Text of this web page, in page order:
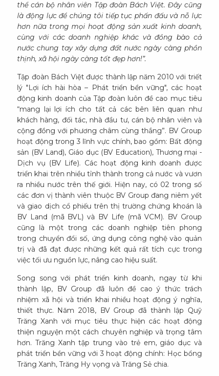
thể cán bộ nhân viên Tập đoàn Bách Việt. Đây cũng
là động lực để chúng tôi tiếp tục phấn đấu và nỗ lực
hơn nữa trong mọi hoạt động sản xuất kinh doanh,
cùng với các doanh nghiệp khác và đồng bào cả
nước chung tay xây dựng đất nước ngày càng phồn
thịnh, xã hội ngày càng tốt đẹp hơn!”.
Tập đoàn Bách Việt được thành lập năm 2010 với triết
lý "Lợi ích hài hòa – Phát triển bền vững", các hoạt
động kinh doanh của Tập đoàn luôn đề cao mục tiêu
“mang lại lợi ích cho tất cả các bên liên quan như
khách hàng, đối tác, nhà đầu tư, cán bộ nhân viên và
cộng đồng với phương châm cùng thắng”. BV Group
hoạt động trong 3 lĩnh vực chính, bao gồm: Bất động
sản (BV Land), Giáo dục (BV Education), Thương mại -
Dịch vụ (BV Life). Các hoạt động kinh doanh được
triển khai trên nhiều tỉnh thành trong cả nước và vươn
ra nhiều nước trên thế giới. Hiện nay, có 02 trong số
các đơn vị thành viên thuộc BV Group đang niêm yết
và giao dịch cổ phiếu trên thị trường chứng khoán là
BV Land (mã BVL) và BV Life (mã VCM). BV Group
cũng là một trong các doanh nghiệp tiên phong
trong chuyển đổi số, ứng dụng công nghệ vào quản
trị và đã đạt được những kết quả rất tích cực trong
việc tối ưu nguồn lực, nâng cao hiệu suất.
Song song với phát triển kinh doanh, ngay từ khi
thành lập, BV Group đã luôn đề cao ý thức trách
nhiệm xã hội và triển khai nhiều hoạt động ý nghĩa,
thiết thực. Năm 2018, BV Group đã thành lập Quỹ
Trăng Xanh với mục tiêu thực hiện các hoạt động
thiện nguyện một cách chuyên nghiệp và trọng tâm
hơn. Trăng Xanh tập trung vào trẻ em, giáo dục và
phát triển bền vững với 3 hoạt động chính: Học bổng
Trăng Xanh, Trăng Hy vọng và Trăng Sẻ chia.